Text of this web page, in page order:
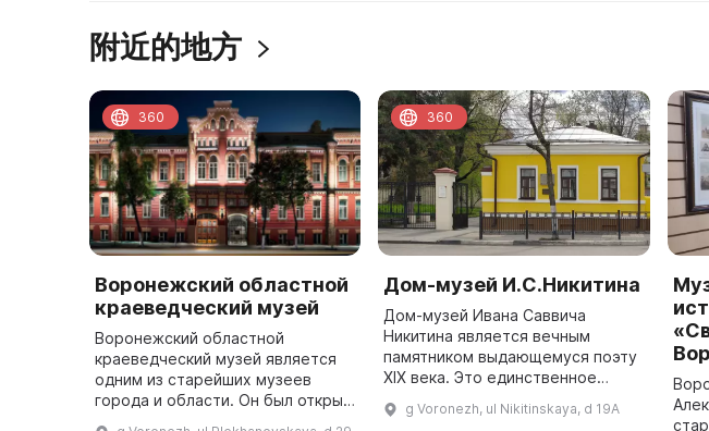
附近的地方
Воронежский областной
краеведческий музей
Воронежский областной
краеведческий музей является
одним из старейших музеев
города и области. Он был открыт
360
Дом-музей И.С.Никитина
Дом-музей Ивана Саввича
Никитина является вечным
памятником выдающемуся поэту
XIX века. Это единственное
комплекса постоялого двора,
g Voronezh, ul Nikitinskaya, d 19A
360